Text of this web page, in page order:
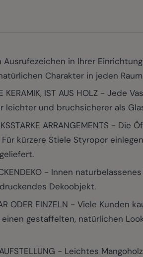
Ausrufezeichen in Ihrer
Charakter in jeden
KERAMIK, IST AUS HOLZ -
leichter und bruchsicherer als
ARRANGEMENTS -
kürzere Stiele Styropor
- Innen
Dekoobjekt.
ODER EINZELN - Viele
gestaffelten, natürlichen
AUFSTELLUNG - Leichtes